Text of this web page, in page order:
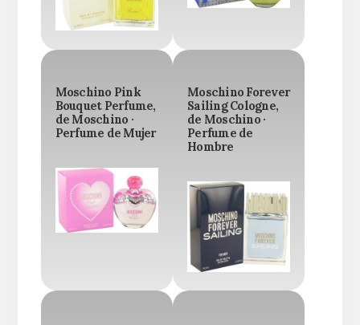
Moschino Pink
Bouquet Perfume,
de Moschino ·
Perfume de Mujer
Moschino Forever
Sailing Cologne,
de Moschino ·
Perfume de
Hombre